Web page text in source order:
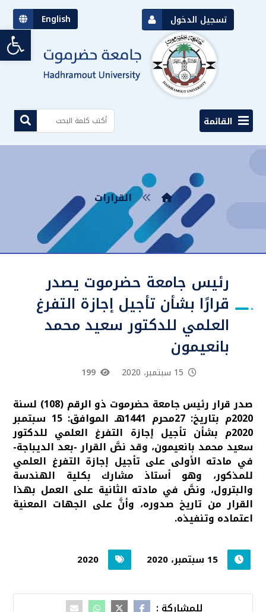
English تسجيل الدخول
القائمة
القرارات
رئيس جامعة حضرموت يصدر
قرارًا بشأن تأجيل إجازة التفرغ
العلمي للدكتور سعيد محمد
بانعيمون
15 سبتمبر، 2020 199
صدر قرار رئيس جامعة حضرموت ذو الرقم (108) لسنة
2020م بتاريخ: 27محرم 1441هـ الموافق: 15 سبتمبر
2020م بشأن تأجيل إجازة التفرغ العلمي للدكتور
سعيد محمد بانعيمون، وقد نصَّ القرار -بعد الديباجة-
في مادته الأولى على تأجيل إجازة التفرغ العلمي
للمذكور، وهو أستاذ مشارك بكلية الهندسة
والبترول، ونصَّ في مادته الثانية على العمل بهذا
القرار من تاريخ صدوره، وأنَّ على الجهات المعنية
اعتماده وتنفيذه.
15 سبتمبر، 2020 2020